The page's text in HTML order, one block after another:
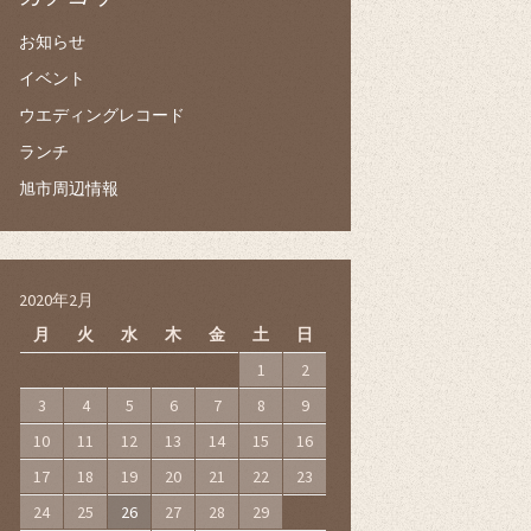
お知らせ
イベント
ウエディングレコード
ランチ
旭市周辺情報
2020年2月
月
火 水 木 金 土
日
1
2
3
4 5 6 7 8
9
10
11 12 13 14 15
16
17
18 19 20 21 22
23
24
25 26 27 28 29